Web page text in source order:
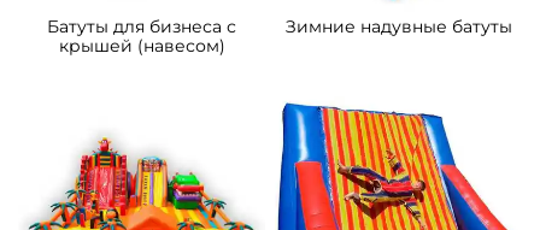
Батуты для бизнеса с
крышей (навесом)
Зимние надувные батуты